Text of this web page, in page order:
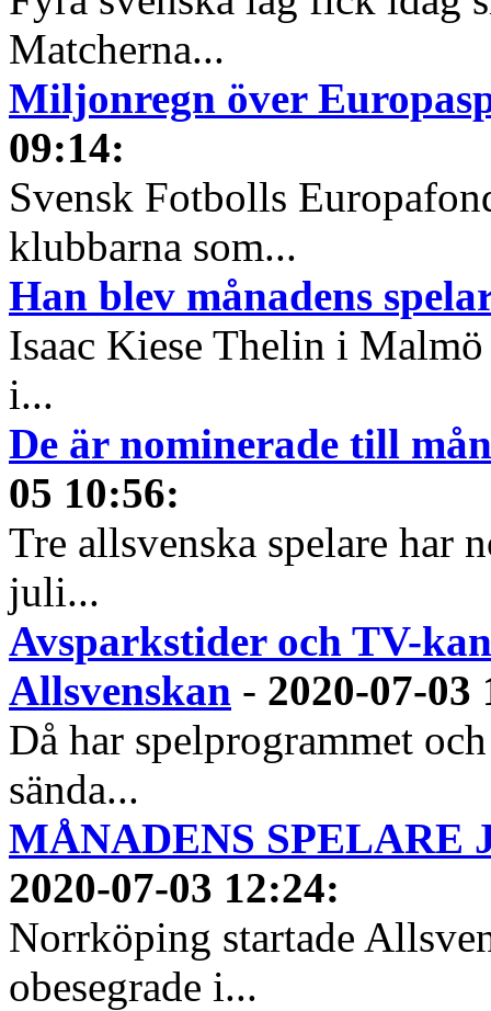
Matcherna...
Miljonregn över
09:14:
Svensk Fotbolls
klubbarna som...
Han blev månadens
Isaac Kiese Thelin i
i...
De är nominerade till
05 10:56:
Tre allsvenska spelare har
juli...
Avsparkstider och TV-
Allsvenskan - 2020-07-03
Då har spelprogrammet
sända...
MÅNADENS SPELARE
2020-07-03 12:24:
Norrköping startade
obesegrade i...